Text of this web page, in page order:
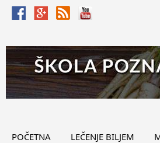
POČETNA LEČENJE BILJEM